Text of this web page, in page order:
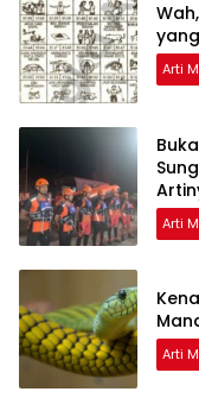
Arti
Arti
Arti